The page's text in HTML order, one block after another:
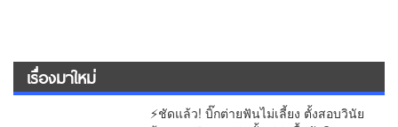
เรื่องมาใหม่
⚡ชัดแล้ว! บิ๊กต่ายฟันไม่เลี้ยง ตั้งสอบวินัย